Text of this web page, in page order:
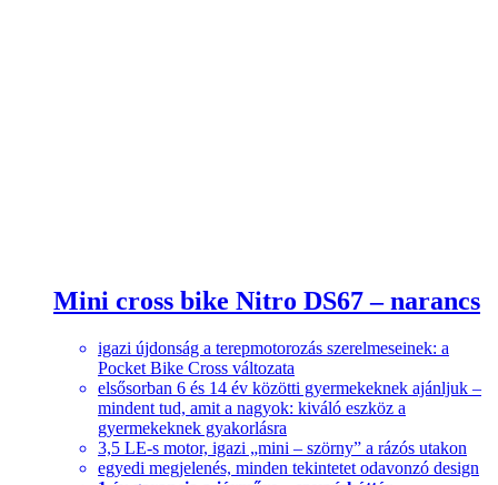
Mini cross bike Nitro DS67 – narancs
igazi újdonság a terepmotorozás szerelmeseinek: a
Pocket Bike Cross változata
elsősorban 6 és 14 év közötti gyermekeknek ajánljuk –
mindent tud, amit a nagyok: kiváló eszköz a
gyermekeknek gyakorlásra
3,5 LE-s motor, igazi „mini – szörny” a rázós utakon
egyedi megjelenés, minden tekintetet odavonzó design